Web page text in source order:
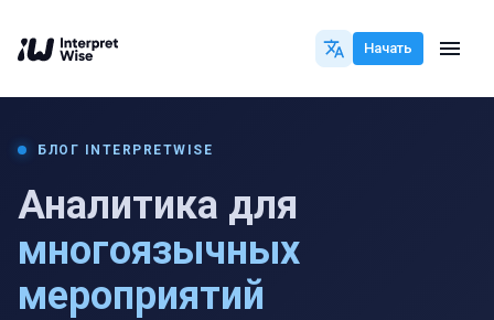
Начать
БЛОГ INTERPRETWISE
Аналитика для
многоязычных
мероприятий